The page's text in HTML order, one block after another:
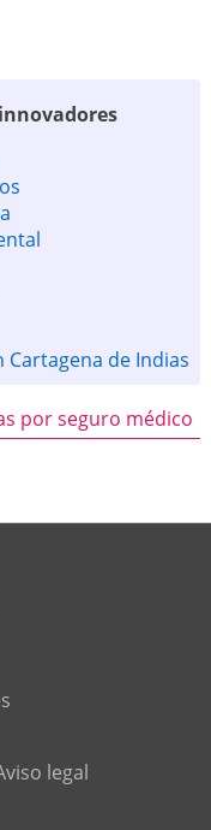
de Indias
por seguro médico
legal